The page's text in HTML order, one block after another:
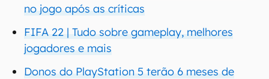
no jogo após as críticas
FIFA 22 | Tudo sobre gameplay, melhores
jogadores e mais
Donos do PlayStation 5 terão 6 meses de